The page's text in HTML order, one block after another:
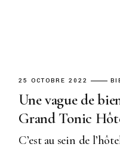
25 OCTOBRE 2022
Une vague de
Grand Tonic
C’est au sein de